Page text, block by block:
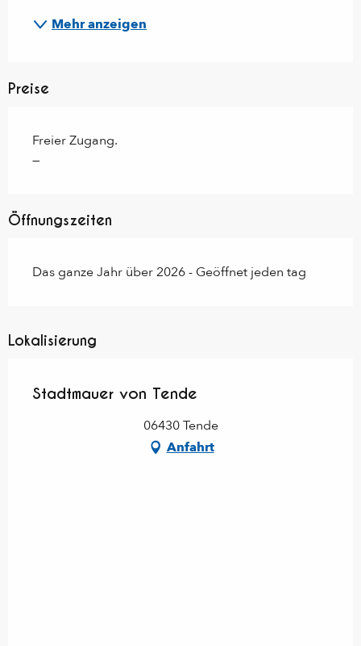
Mehr anzeigen
Preise
Freier Zugang.
—
Öffnungszeiten
Das ganze Jahr über 2026 - Geöffnet jeden tag
Lokalisierung
Stadtmauer von Tende
06430 Tende
Anfahrt